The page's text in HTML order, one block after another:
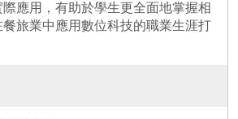
應用，有助於學生更全面地掌握相
旅業中應用數位科技的職業生涯打